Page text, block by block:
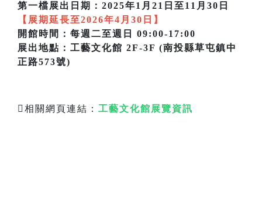
第一檔展出日期：2025年1月21日至11月30日
【展期延長至2026年4月30日】
開館時間：每週二至週日 09:00-17:00
展出地點：工藝文化館 2F-3F (南投縣草屯鎮中
正路573號)
相關網頁連結： 工藝文化館展覽資訊